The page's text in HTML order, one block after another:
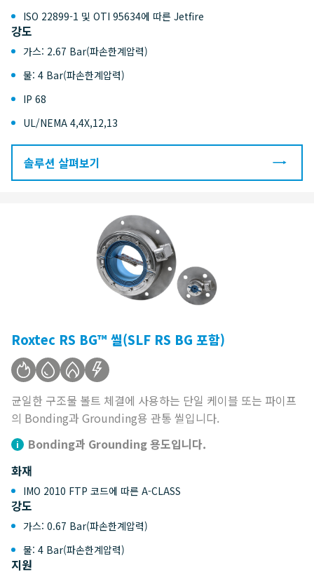
ISO 22899-1 및 OTI 95634에 따른 Jetfire
강도
가스: 2.67 Bar(파손한계압력)
물: 4 Bar(파손한계압력)
IP 68
UL/NEMA 4,4X,12,13
솔루션 살펴보기
Roxtec RS BG™ 씰(SLF RS BG 포함)
균일한 구조물 볼트 체결에 사용하는 단일 케이블 또는 파이프
의 Bonding과 Grounding용 관통 씰입니다.
Bonding과 Grounding 용도입니다.
화재
IMO 2010 FTP 코드에 따른 A-CLASS
강도
가스: 0.67 Bar(파손한계압력)
물: 4 Bar(파손한계압력)
지원